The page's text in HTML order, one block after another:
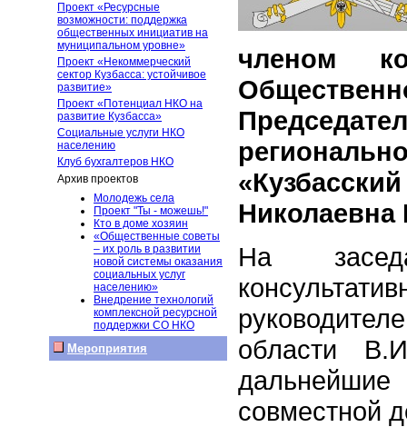
Проект «Ресурсные
возможности: поддержка
общественных инициатив на
муниципальном уровне»
Проект «Некоммерческий
сектор Кузбасса: устойчивое
развитие»
Проект «Потенциал НКО на
развитие Кузбасса»
Социальные услуги НКО
населению
Клуб бухгалтеров НКО
Архив проектов
Молодежь села
Проект "Ты - можешь!"
Кто в доме хозяин
«Общественные советы
– их роль в развитии
новой системы оказания
социальных услуг
населению»
Внедрение технологий
комплексной ресурсной
поддержки СО НКО
Мероприятия
членом
Николаевна
На
области
совместной